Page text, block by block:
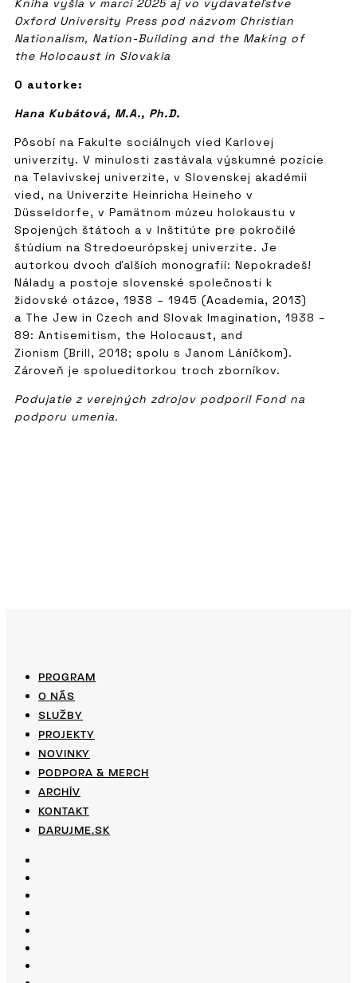
Kniha vyšla v marci 2025 aj vo vydavateľstve
Oxford University Press pod názvom Christian
Nationalism, Nation-Building and the Making of
the Holocaust in Slovakia
O autorke:
Hana Kubátová, M.A., Ph.D.
Pôsobí na Fakulte sociálnych vied Karlovej
univerzity. V minulosti zastávala výskumné pozície
na Telavivskej univerzite, v Slovenskej akadémii
vied, na Univerzite Heinricha Heineho v
Düsseldorfe, v Pamätnom múzeu holokaustu v
Spojených štátoch a v Inštitúte pre pokročilé
štúdium na Stredoeurópskej univerzite. Je
autorkou dvoch ďalších monografií: Nepokradeš!
Nálady a postoje slovenské společnosti k
židovské otázce, 1938 – 1945 (Academia, 2013)
a The Jew in Czech and Slovak Imagination, 1938 –
89: Antisemitism, the Holocaust, and
Zionism (Brill, 2018; spolu s Janom Láníčkom).
Zároveň je spolueditorkou troch zborníkov.
Podujatie z verejných zdrojov podporil Fond na
podporu umenia.
PROGRAM
O NÁS
SLUŽBY
PROJEKTY
NOVINKY
PODPORA & MERCH
ARCHÍV
KONTAKT
DARUJME.SK